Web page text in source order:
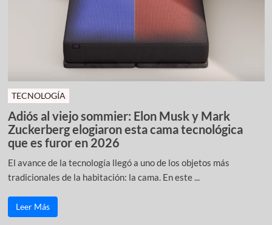
TECNOLOGÍA
Adiós al viejo sommier: Elon Musk y Mark
Zuckerberg elogiaron esta cama tecnológica
que es furor en 2026
El avance de la tecnología llegó a uno de los objetos más
tradicionales de la habitación: la cama. En este ...
Leer Más